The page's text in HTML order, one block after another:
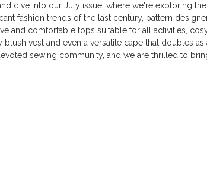
dive into our July issue, where we're exploring
fashion trends of the last century, pattern
and comfortable tops suitable for all activities,
vest and even a versatile cape that doubles as
sewing community, and we are thrilled to